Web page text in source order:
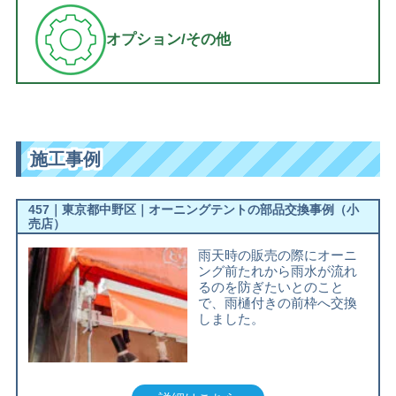
オプション/その他
施工事例
457｜東京都中野区｜オーニングテントの部品交換事例（小
売店）
雨天時の販売の際にオーニ
ング前たれから雨水が流れ
るのを防ぎたいとのこと
で、雨樋付きの前枠へ交換
しました。